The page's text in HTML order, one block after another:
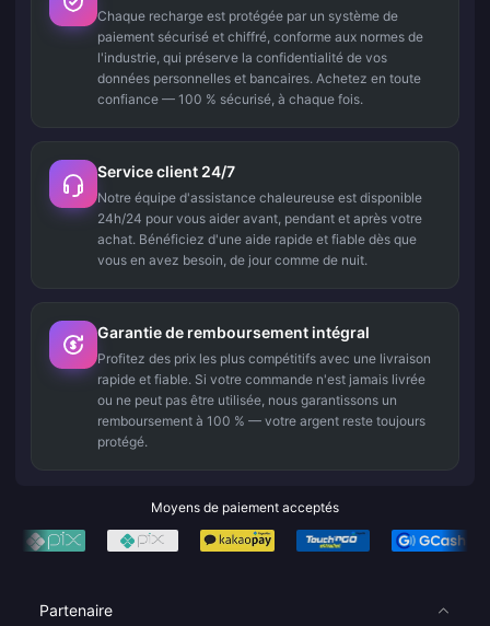
Chaque recharge est protégée par un système de
paiement sécurisé et chiffré, conforme aux normes de
l'industrie, qui préserve la confidentialité de vos
données personnelles et bancaires. Achetez en toute
confiance — 100 % sécurisé, à chaque fois.
Service client 24/7
Notre équipe d'assistance chaleureuse est disponible
24h/24 pour vous aider avant, pendant et après votre
achat. Bénéficiez d'une aide rapide et fiable dès que
vous en avez besoin, de jour comme de nuit.
Garantie de remboursement intégral
Profitez des prix les plus compétitifs avec une livraison
rapide et fiable. Si votre commande n'est jamais livrée
ou ne peut pas être utilisée, nous garantissons un
remboursement à 100 % — votre argent reste toujours
protégé.
Moyens de paiement acceptés
Partenaire